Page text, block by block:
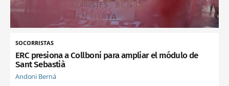
SOCORRISTAS
ERC presiona a Collboni para ampliar el módulo de
Sant Sebastià
Andoni Berná